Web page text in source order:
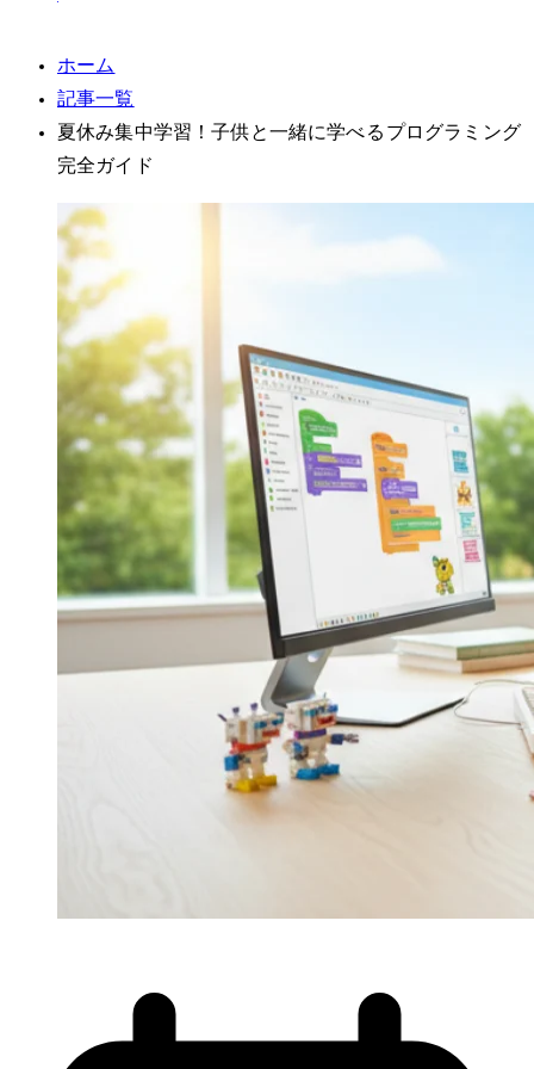
ホーム
記事一覧
夏休み集中学習！子供と一緒に学べるScratchプログラミング
完全ガイド